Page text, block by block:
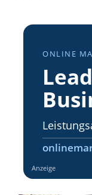
ONLINE
Anzeige